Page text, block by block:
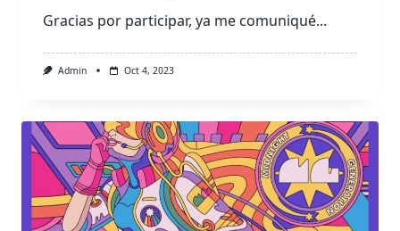
Gracias por participar, ya me comuniqué...
Admin Oct 4, 2023